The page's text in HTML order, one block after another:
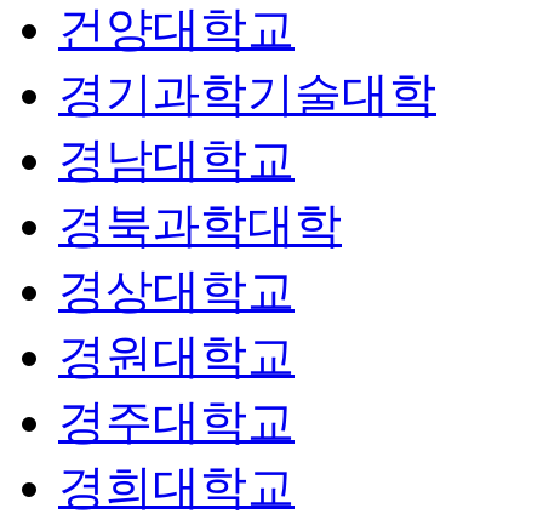
건양대학교
경기과학기술대학
경남대학교
경북과학대학
경상대학교
경원대학교
경주대학교
경희대학교